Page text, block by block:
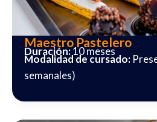
Maestro Pastelero
Duración:10 meses
Modalidad de cursado:
semanales)